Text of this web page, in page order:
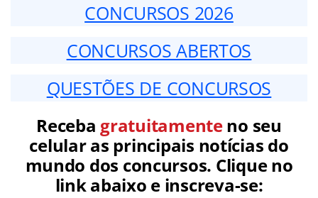
CONCURSOS 2026
CONCURSOS ABERTOS
QUESTÕES DE CONCURSOS
Receba gratuitamenteno seu
celular as principais notícias do
mundo dos concursos. Clique no
link abaixo e inscreva-se: